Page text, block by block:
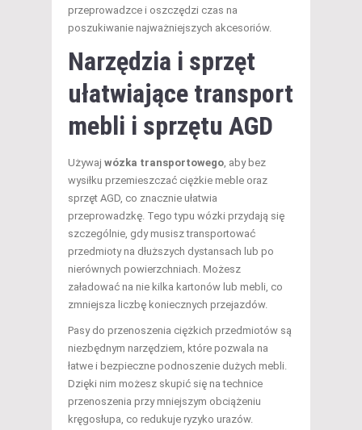
przeprowadzce i oszczędzi czas na
poszukiwanie najważniejszych akcesoriów.
Narzędzia i sprzęt
ułatwiające transport
mebli i sprzętu AGD
Używaj wózka transportowego, aby bez
wysiłku przemieszczać ciężkie meble oraz
sprzęt AGD, co znacznie ułatwia
przeprowadzkę. Tego typu wózki przydają się
szczególnie, gdy musisz transportować
przedmioty na dłuższych dystansach lub po
nierównych powierzchniach. Możesz
załadować na nie kilka kartonów lub mebli, co
zmniejsza liczbę koniecznych przejazdów.
Pasy do przenoszenia ciężkich przedmiotów są
niezbędnym narzędziem, które pozwala na
łatwe i bezpieczne podnoszenie dużych mebli.
Dzięki nim możesz skupić się na technice
przenoszenia przy mniejszym obciążeniu
kręgosłupa, co redukuje ryzyko urazów.